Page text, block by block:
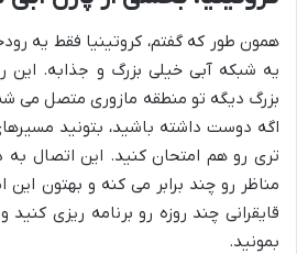
همون طور که گفتم، کروتینیا فقط یه
یه شبکه آبی خیلی بزرگ و جذابه. این
بزرگ دیگه تو منطقه مازوری متصل
اگه دوست داشته باشید، بتونید
تری رو هم امتحان کنید. این اتصال به
مناظر رو چند برابر می کنه و بهتون
قایقرانی چند روزه رو برنامه ریزی
بمونید.